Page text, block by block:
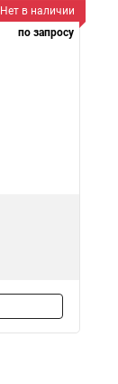
Нет в наличии
по запросу